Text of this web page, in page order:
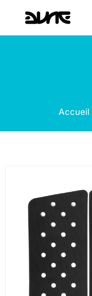
Accueil